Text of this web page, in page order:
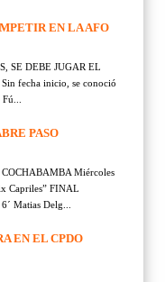
EN LA AFO
SE DEBE JUGAR EL
fecha inicio, se conoció
PASO
Miércoles
Capriles” FINAL
Matias Delg...
EN EL CPDO